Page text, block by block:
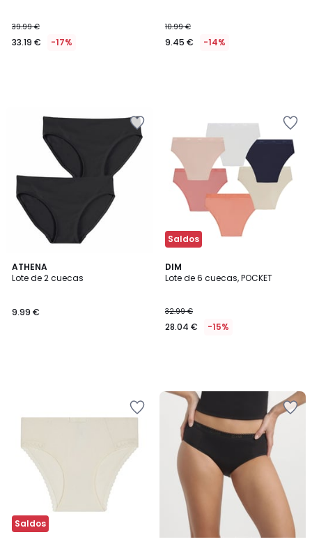
39.99 €
33.19 € -17%
10.99 €
9.45 € -14%
ATHENA
Lote de 2 cuecas
9.99 €
Saldos
DIM
Lote de 6 cuecas, POCKET
32.99 €
28.04 € -15%
Saldos